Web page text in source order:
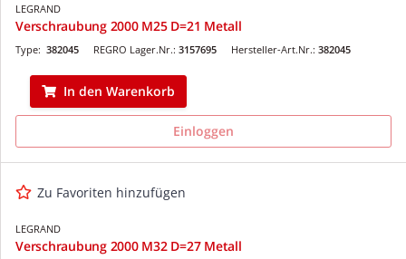
LEGRAND
Verschraubung 2000 M25 D=21 Metall
REGRO Lager.Nr.: 3157695
Type: 382045 Hersteller-Art.Nr.: 382045
In den Warenkorb
Einloggen
Zu Favoriten hinzufügen
LEGRAND
Verschraubung 2000 M32 D=27 Metall